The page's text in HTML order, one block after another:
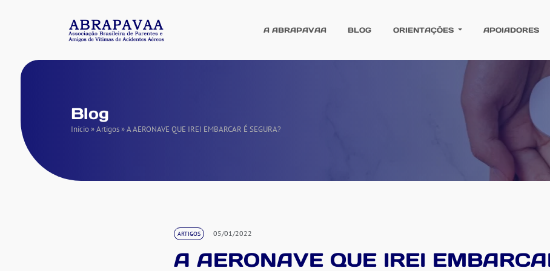
A ABRAPAVAA BLOG ORIENTAÇÕES APOIADORES
Blog
Início»Artigos»A AERONAVE QUE IREI EMBARCAR É SEGURA?
ARTIGOS 05/01/2022
A AERONAVE QUE IREI